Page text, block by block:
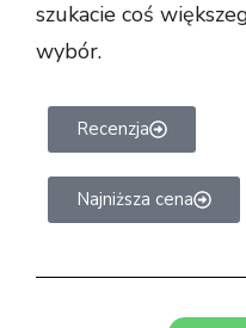
szukacie coś
wybór.
Recenzja
Najniższa cena